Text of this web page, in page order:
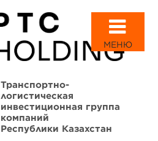
МЕНЮ
Транспортно-
логистическая
инвестиционная группа
компаний
Республики Казахстан